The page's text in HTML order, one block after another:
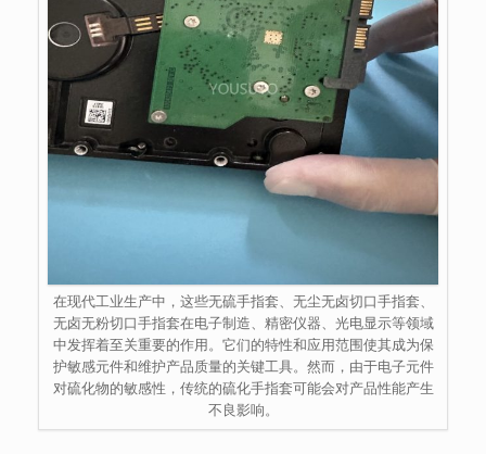
在现代工业生产中，这些无硫手指套、无尘无卤切口手指套、
无卤无粉切口手指套在电子制造、精密仪器、光电显示等领域
中发挥着至关重要的作用。它们的特性和应用范围使其成为保
护敏感元件和维护产品质量的关键工具。然而，由于电子元件
对硫化物的敏感性，传统的硫化手指套可能会对产品性能产生
不良影响。